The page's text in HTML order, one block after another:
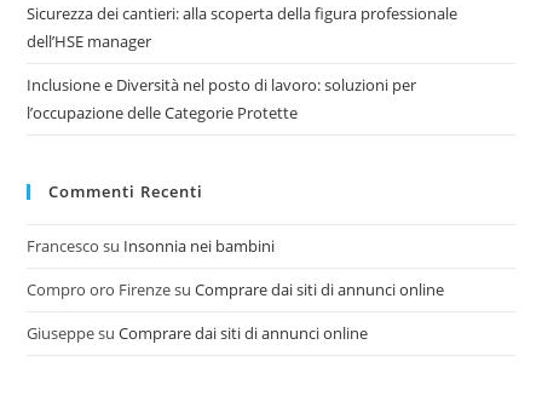
Sicurezza dei cantieri: alla scoperta della figura professionale
dell’HSE manager
Inclusione e Diversità nel posto di lavoro: soluzioni per
l’occupazione delle Categorie Protette
Commenti Recenti
Francesco su Insonnia nei bambini
Compro oro FirenzesuComprare dai siti di annunci online
GiuseppesuComprare dai siti di annunci online